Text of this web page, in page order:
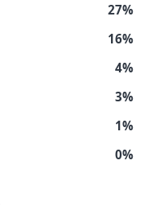
27%
16%
4%
3%
1%
0%